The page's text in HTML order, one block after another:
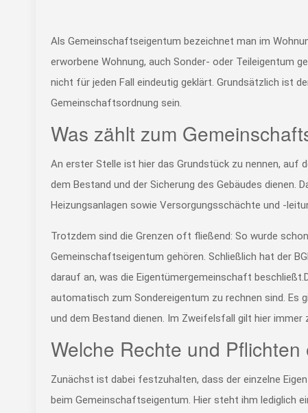
Als Gemeinschaftseigentum bezeichnet man im
erworbene Wohnung, auch Sonder- oder Teileigentum
nicht für jeden Fall eindeutig geklärt. Grundsätzlich ist
Gemeinschaftsordnung sein.
Was zählt zum
An erster Stelle ist hier das Grundstück zu nennen, auf
dem Bestand und der Sicherung des Gebäudes dienen.
Heizungsanlagen sowie Versorgungsschächte und -
Trotzdem sind die Grenzen oft fließend: So wurde
Gemeinschaftseigentum gehören. Schließlich hat der
darauf an, was die Eigentümergemeinschaft
automatisch zum Sondereigentum zu rechnen sind. Es
und dem Bestand dienen. Im Zweifelsfall gilt hier
Welche Rechte und
Zunächst ist dabei festzuhalten, dass der einzelne
beim Gemeinschaftseigentum. Hier steht ihm lediglich